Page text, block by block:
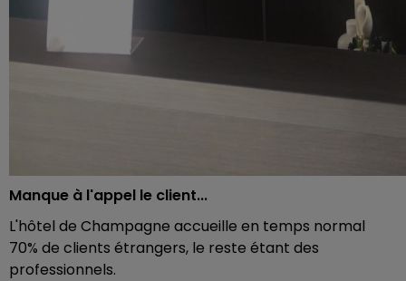
Manque à l'appel le client...
L'hôtel de Champagne accueille en temps normal
70% de clients étrangers, le reste étant des
professionnels.